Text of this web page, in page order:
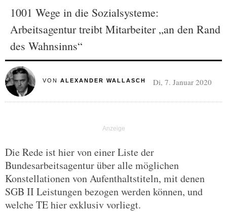
1001 Wege in die Sozialsysteme:
Arbeitsagentur treibt Mitarbeiter „an den Rand
des Wahnsinns“
VON ALEXANDER WALLASCH Di, 7. Januar 2020
Die Rede ist hier von einer Liste der
Bundesarbeitsagentur über alle möglichen
Konstellationen von Aufenthaltstiteln, mit denen
SGB II Leistungen bezogen werden können, und
welche TE hier exklusiv vorliegt.